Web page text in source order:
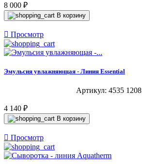
8 000 ₽
В корзину
 Просмотр
Эмульсия увлажняющая - Линия Essential
Артикул: 4535 1208
4 140 ₽
В корзину
 Просмотр